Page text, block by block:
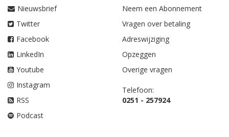
Nieuwsbrief
Twitter
Facebook
LinkedIn
Youtube
Instagram
RSS
Podcast
Neem een Abonnement
Vragen over betaling
Adreswijziging
Opzeggen
Overige vragen
Telefoon:
0251 - 257924